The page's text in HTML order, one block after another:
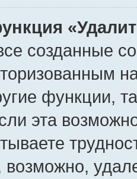
созданные
функции,
эта